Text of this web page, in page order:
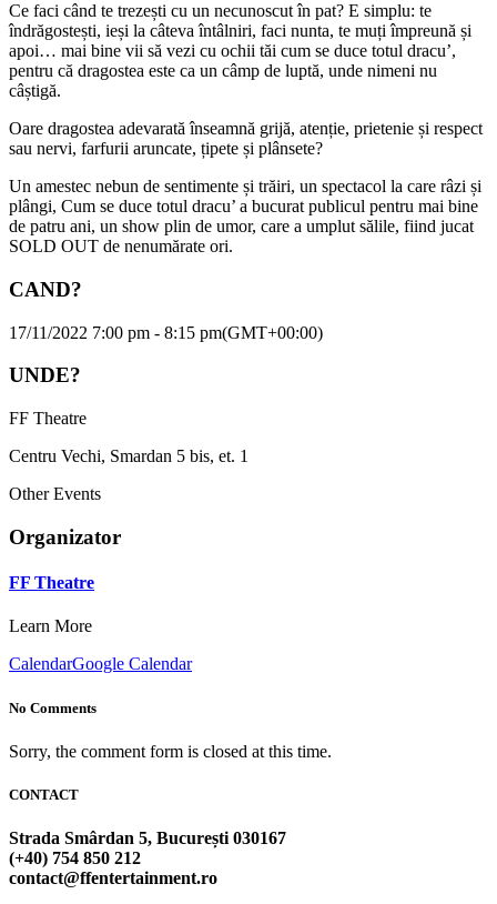
Ce faci când te trezești cu un necunoscut în pat? E simplu: te
îndrăgostești, ieși la câteva întâlniri, faci nunta, te muți împreună și
apoi… mai bine vii să vezi cu ochii tăi cum se duce totul dracu’,
pentru că dragostea este ca un câmp de luptă, unde nimeni nu
câștigă.
Oare dragostea adevarată înseamnă grijă, atenție, prietenie și respect
sau nervi, farfurii aruncate, țipete și plânsete?
Un amestec nebun de sentimente și trăiri, un spectacol la care râzi și
plângi, Cum se duce totul dracu’ a bucurat publicul pentru mai bine
de patru ani, un show plin de umor, care a umplut sălile, fiind jucat
SOLD OUT de nenumărate ori.
CAND?
17/11/2022 7:00 pm - 8:15 pm(GMT+00:00)
UNDE?
FF Theatre
Centru Vechi, Smardan 5 bis, et. 1
Other Events
Organizator
FF Theatre
Learn More
CalendarGoogle Calendar
No Comments
Sorry, the comment form is closed at this time.
CONTACT
Strada Smârdan 5, București 030167
(+40) 754 850 212
contact@ffentertainment.ro